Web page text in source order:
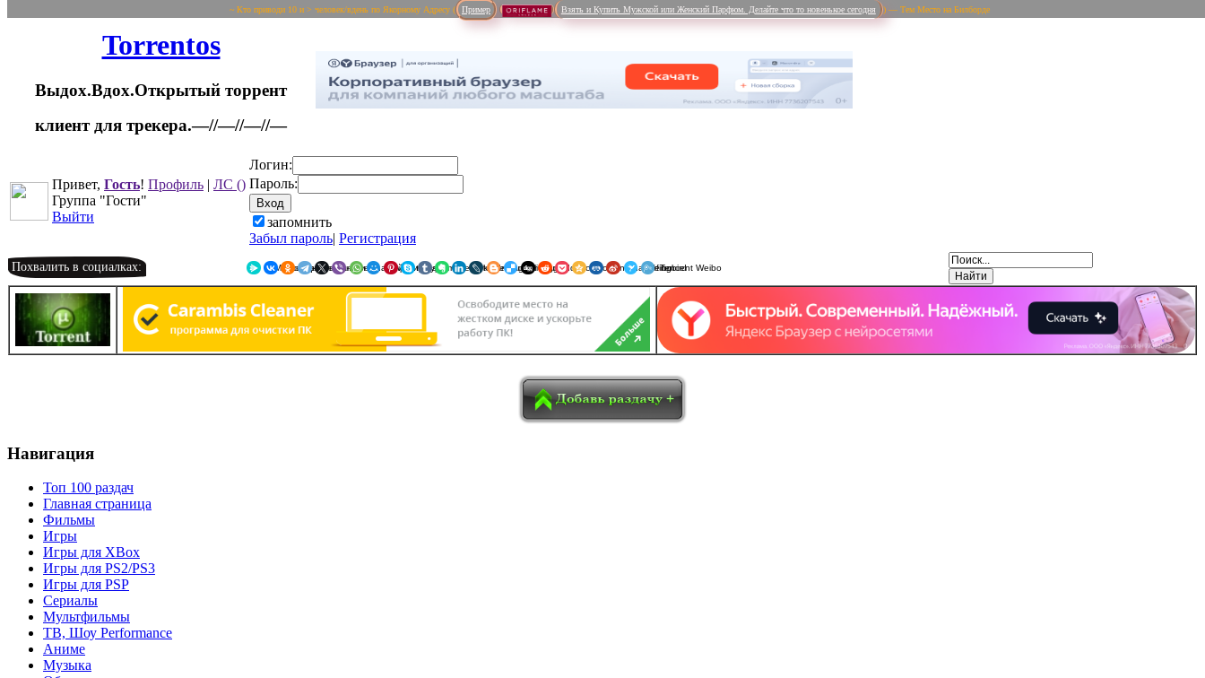
~ Кто приводи 10 и > человек/вдень по Якорному Адресу ( Пример Взять и Купить Мужской или Женский Парфюм. Делайте что то новенькое сегодня ) — Тем Место на Билборде
Torrentos
Выдох.Вдох.Открытый торрент
клиент для трекера.—//—//—//—
Привет, Гость! Профиль | ЛС ()
Группа "Гости"
Выйти
Логин:
Пароль:
запомнить
Забыл пароль| Регистрация
Похвалить в социалках: Я.Мессенджер WhatsApp
Мой Мир
Pinterest
SkypeTumblrEvernote
LinkedInLiveJournalDelicious
Diggreddit PocketQzoneRenrenSina Weibo
Surfingbird
Tencent Weibo
Навигация
Топ 100 раздач
Главная страница
Фильмы
Игры
Игры для XBox
Игры для PS2/PS3
Игры для PSP
Сериалы
Мультфильмы
ТВ, Шоу Performance
Аниме
Музыка